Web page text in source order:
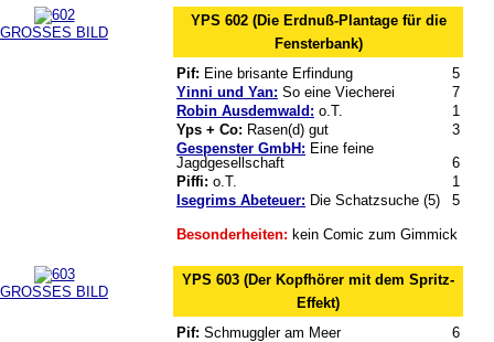
GROSSES BILD
YPS 602 (Die Erdnuß-Plantage für die
Fensterbank)
Pif: Eine brisante Erfindung
5
Yinni und Yan: So eine Viecherei
7
Robin Ausdemwald: o.T.
1
Yps + Co: Rasen(d) gut
3
Gespenster GmbH: Eine feine
Jagdgesellschaft
6
Piffi: o.T.
1
Isegrims Abeteuer: Die Schatzsuche (5) 5
Besonderheiten: kein Comic zum Gimmick
GROSSES BILD
YPS 603 (Der Kopfhörer mit dem Spritz-
Effekt)
Pif: Schmuggler am Meer
6